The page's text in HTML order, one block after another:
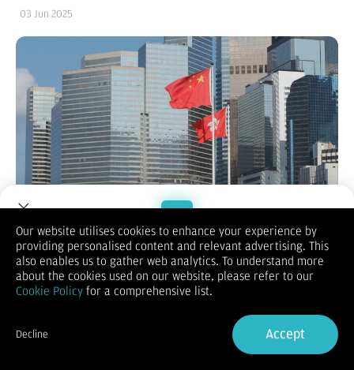
03 Jun 2025
kerugian awal bulan Juni pada perdagangan hari Selasa
(3/6/2025) oleh harapan Presiden Trump dan pemimpin
Tiongkok Xi Jinping akan berbicara pekan ini melalui saluran
telepon.
Indeks harian Hang Seng ditutup rebound dari posisi terendah
perdagangan antara AS-Tiongkok yang meningkatkan
sentimen.
Sementara itu, Menteri Keuangan Paul Chan menegaskan
Welcome to Dupoin.
Trade with a Trusted Broker
Sign in
Our website utilises cookies to enhance your experience by
providing personalised content and relevant advertising. This
also enables us to gather web analytics. To understand more
about the cookies used on our website, please refer to our
Cookie Policy for a comprehensive list.
Decline Accept